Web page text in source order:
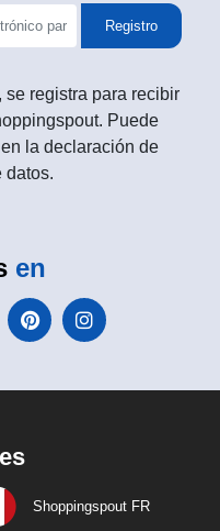
Registro
registra para recibir
Puede
la declaración de
datos.
en
Shoppingspout FR